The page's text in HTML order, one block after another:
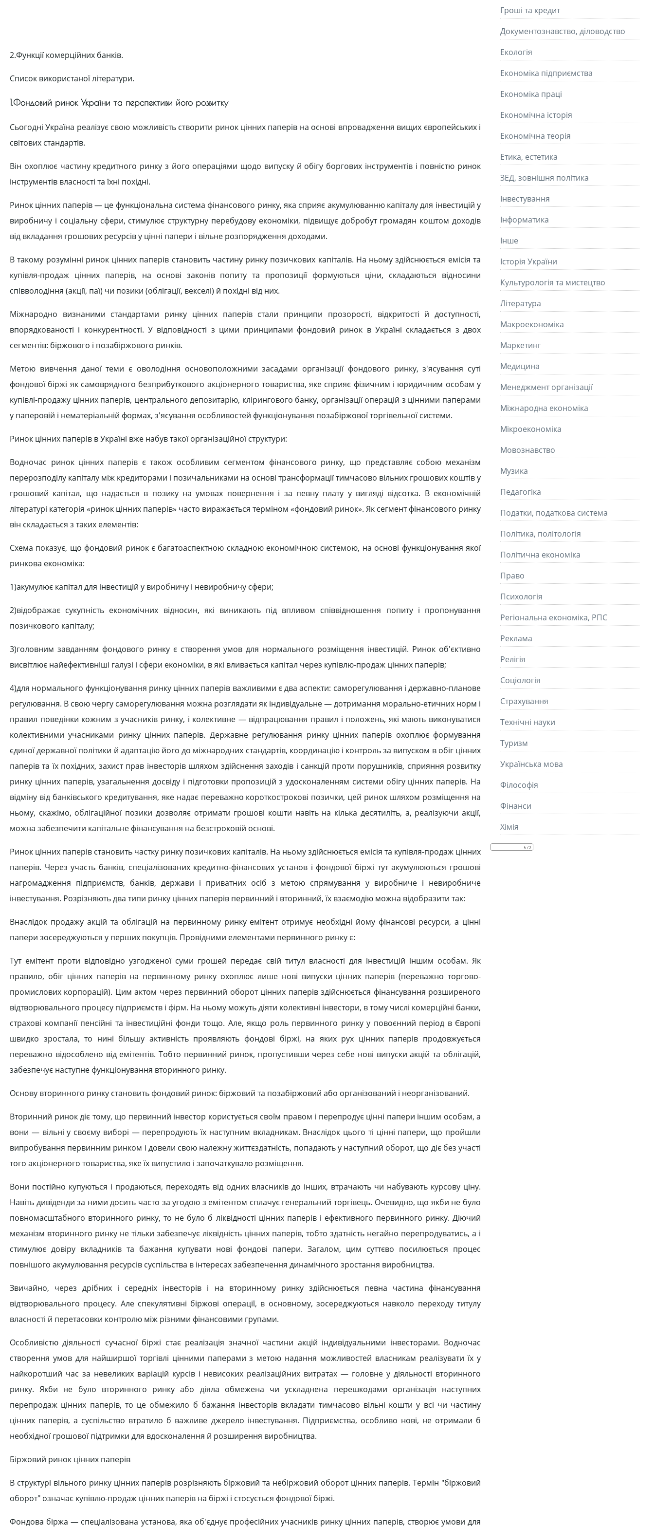
2.Функції комерційних банків.
Список використаної літератури.
1.Фондовий ринок України та перспективи його розвитку
Сьогодні Україна реалізує свою можливість створити ринок цінних паперів на основі впровадження вищих європейських і
світових стандартів.
Він охоплює частину кредитного ринку з його операціями щодо випуску й обігу боргових інструментів і повністю ринок
інструментів власності та їхні похідні.
Ринок цінних паперів — це функціональна система фінансового ринку, яка сприяє акумулюванню капіталу для інвестицій у
виробничу і соціальну сфери, стимулює структурну перебудову економіки, підвищує добробут громадян коштом доходів
від вкладання грошових ресурсів у цінні папери і вільне розпорядження доходами.
В такому розумінні ринок цінних паперів становить частину ринку позичкових капіталів. На ньому здійснюється емісія та
купівля-продаж цінних паперів, на основі законів попиту та пропозиції формуються ціни, складаються відносини
співволодіння (акції, паї) чи позики (облігації, векселі) й похідні від них.
Міжнародно визнаними стандартами ринку цінних паперів стали принципи прозорості, відкритості й доступності,
впорядкованості і конкурентності. У відповідності з цими принципами фондовий ринок в Україні складається з двох
сегментів: біржового і позабіржового ринків.
Метою вивчення даної теми є оволодіння основоположними засадами організації фондового ринку, з'ясування суті
фондової біржі як самоврядного безприбуткового акціонерного товариства, яке сприяє фізичним і юридичним особам у
купівлі-продажу цінних паперів, центрального депозитарію, клірингового банку, організації операцій з цінними паперами
у паперовій і нематеріальній формах, з'ясування особливостей функціонування позабіржової торгівельної системи.
Ринок цінних паперів в Україні вже набув такої організаційної структури:
Водночас ринок цінних паперів є також особливим сегментом фінансового ринку, що представляє собою механізм
перерозподілу капіталу між кредиторами і позичальниками на основі трансформації тимчасово вільних грошових коштів у
грошовий капітал, що надається в позику на умовах повернення і за певну плату у вигляді відсотка. В економічній
літературі категорія «ринок цінних паперів» часто виражається терміном «фондовий ринок». Як сегмент фінансового ринку
він складається з таких елементів:
Схема показує, що фондовий ринок є багатоаспектною складною економічною системою, на основі функціонування якої
ринкова економіка:
1)акумулює капітал для інвестицій у виробничу і невиробничу сфери;
2)відображає сукупність економічних відносин, які виникають під впливом співвідношення попиту і пропонування
позичкового капіталу;
3)головним завданням фондового ринку є створення умов для нормального розміщення інвестицій. Ринок об'єктивно
висвітлює найефективніші галузі і сфери економіки, в які вливається капітал через купівлю-продаж цінних паперів;
4)для нормального функціонування ринку цінних паперів важливими є два аспекти: саморегулювання і державно-планове
регулювання. В свою чергу саморегулювання можна розглядати як індивідуальне — дотримання морально-етичних норм і
правил поведінки кожним з учасників ринку, і колективне — відпрацювання правил і положень, які мають виконуватися
колективними учасниками ринку цінних паперів. Державне регулювання ринку цінних паперів охоплює формування
єдиної державної політики й адаптацію його до міжнародних стандартів, координацію і контроль за випуском в обіг цінних
паперів та їх похідних, захист прав інвесторів шляхом здійснення заходів і санкцій проти порушників, сприяння розвитку
ринку цінних паперів, узагальнення досвіду і підготовки пропозицій з удосконаленням системи обігу цінних паперів. На
відміну від банківського кредитування, яке надає переважно короткострокові позички, цей ринок шляхом розміщення на
ньому, скажімо, облігаційної позики дозволяє отримати грошові кошти навіть на кілька десятиліть, а, реалізуючи акції,
можна забезпечити капітальне фінансування на безстроковій основі.
Ринок цінних паперів становить частку ринку позичкових капіталів. На ньому здійснюється емісія та купівля-продаж цінних
паперів. Через участь банків, спеціалізованих кредитно-фінансових установ і фондової біржі тут акумулюються грошові
нагромадження підприємств, банків, держави і приватних осіб з метою спрямування у виробниче і невиробниче
інвестування. Розрізняють два типи ринку цінних паперів первинний і вторинний, їх взаємодію можна відобразити так:
Внаслідок продажу акцій та облігацій на первинному ринку емітент отримує необхідні йому фінансові ресурси, а цінні
папери зосереджуються у перших покупців. Провідними елементами первинного ринку є:
Тут емітент проти відповідно узгодженої суми грошей передає свій титул власності для інвестицій іншим особам. Як
правило, обіг цінних паперів на первинному ринку охоплює лише нові випуски цінних паперів (переважно торгово-
промислових корпорацій). Цим актом через первинний оборот цінних паперів здійснюється фінансування розширеного
відтворювального процесу підприємств і фірм. На ньому можуть діяти колективні інвестори, в тому числі комерційні банки,
страхові компанії пенсійні та інвестиційні фонди тощо. Але, якщо роль первинного ринку у повоєнний період в Європі
швидко зростала, то нині більшу активність проявляють фондові біржі, на яких рух цінних паперів продовжується
переважно відособлено від емітентів. Тобто первинний ринок, пропустивши через себе нові випуски акцій та облігацій,
забезпечує наступне функціонування вторинного ринку.
Основу вторинного ринку становить фондовий ринок: біржовий та позабіржовий або організований і неорганізований.
Вторинний ринок діє тому, що первинний інвестор користується своїм правом і перепродує цінні папери іншим особам, а
вони — вільні у своєму виборі — перепродують їх наступним вкладникам. Внаслідок цього ті цінні папери, що пройшли
випробування первинним ринком і довели свою належну життєздатність, попадають у наступний оборот, що діє без участі
того акціонерного товариства, яке їх випустило і започаткувало розміщення.
Вони постійно купуються і продаються, переходять від одних власників до інших, втрачають чи набувають курсову ціну.
Навіть дивіденди за ними досить часто за угодою з емітентом сплачує генеральний торгівець. Очевидно, що якби не було
повномасштабного вторинного ринку, то не було б ліквідності цінних паперів і ефективного первинного ринку. Діючий
механізм вторинного ринку не тільки забезпечує ліквідність цінних паперів, тобто здатність негайно перепродуватись, а і
стимулює довіру вкладників та бажання купувати нові фондові папери. Загалом, цим суттєво посилюється процес
повнішого акумулювання ресурсів суспільства в інтересах забезпечення динамічного зростання виробництва.
Звичайно, через дрібних і середніх інвесторів і на вторинному ринку здійснюється певна частина фінансування
відтворювального процесу. Але спекулятивні біржові операції, в основному, зосереджуються навколо переходу титулу
власності й перетасовки контролю між різними фінансовими групами.
Особливістю діяльності сучасної біржі стає реалізація значної частини акцій індивідуальними інвесторами. Водночас
створення умов для найширшої торгівлі цінними паперами з метою надання можливостей власникам реалізувати їх у
найкоротший час за невеликих варіацій курсів і невисоких реалізаційних витратах — головне у діяльності вторинного
ринку. Якби не було вторинного ринку або діяла обмежена чи ускладнена перешкодами організація наступних
перепродаж цінних паперів, то це обмежило б бажання інвесторів вкладати тимчасово вільні кошти у всі чи частину
цінних паперів, а суспільство втратило б важливе джерело інвестування. Підприємства, особливо нові, не отримали б
необхідної грошової підтримки для вдосконалення й розширення виробництва.
Біржовий ринок цінних паперів
В структурі вільного ринку цінних паперів розрізняють біржовий та небіржовий оборот цінних паперів. Термін "біржовий
оборот" означає купівлю-продаж цінних паперів на біржі і стосується фондової біржі.
Фондова біржа — спеціалізована установа, яка об'єднує професійних учасників ринку цінних паперів, створює умови для
Гроші та кредит
Документознавство, діловодство
Екологія
Економіка підприємства
Економіка праці
Економічна історія
Економічна теорія
Етика, естетика
ЗЕД, зовнішня політика
Інвестування
Інформатика
Інше
Історія України
Культурологія та мистецтво
Літературa
Макроекономіка
Маркетинг
Медицина
Менеджмент організації
Міжнародна економіка
Мікроекономіка
Мовознавство
Музика
Педагогіка
Податки, податкова система
Політика, політологія
Політична економіка
Право
Психологія
Регіональна економіка, РПС
Реклама
Релігія
Соціологія
Страхування
Технічні науки
Туризм
Українська мова
Філософія
Фінанси
Хімія